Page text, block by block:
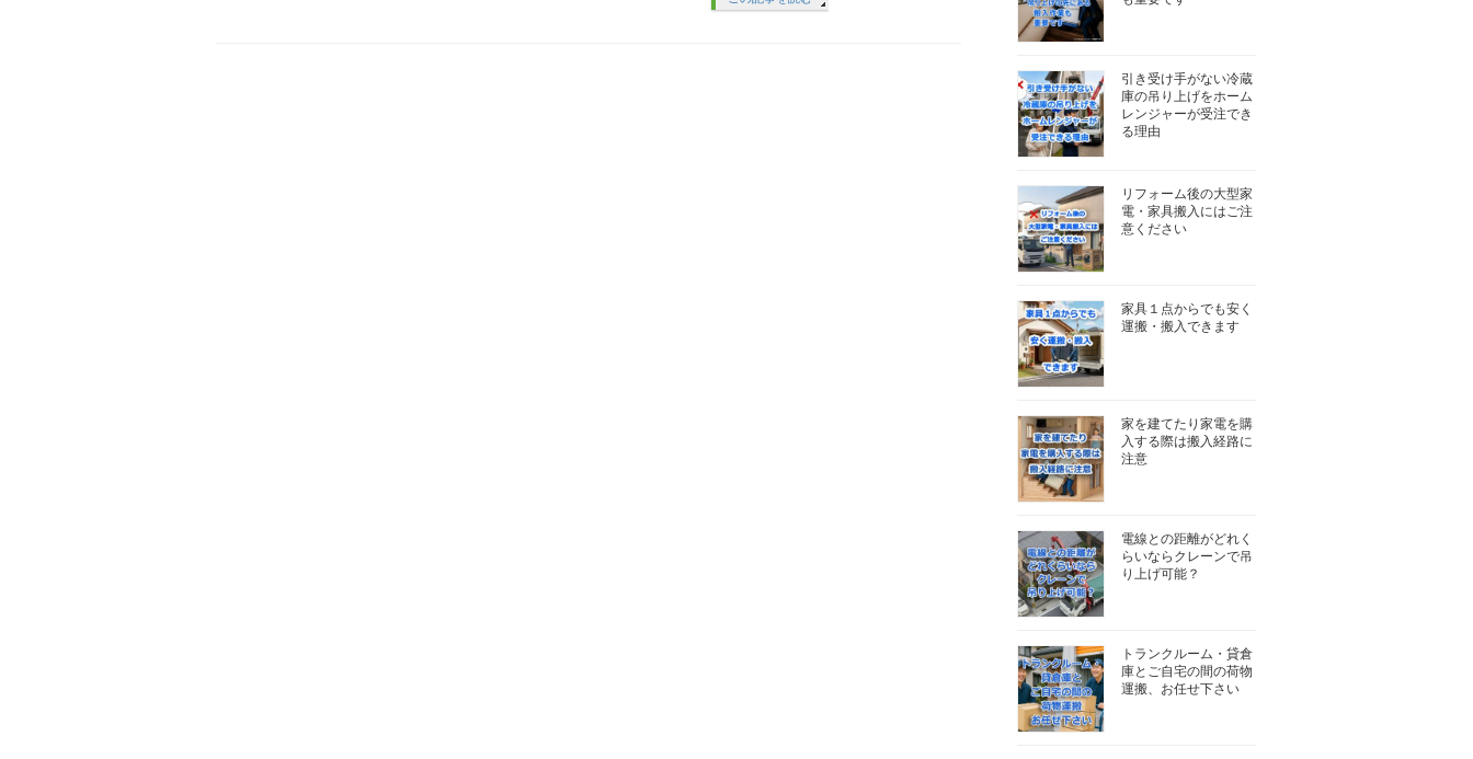
引き受け手がない冷蔵
庫の吊り上げをホーム
レンジャーが受注でき
る理由
リフォーム後の大型家
電・家具搬入にはご注
意ください
家具１点からでも安く
運搬・搬入できます
家を建てたり家電を購
入する際は搬入経路に
注意
電線との距離がどれく
らいならクレーンで吊
り上げ可能？
トランクルーム・貸倉
庫とご自宅の間の荷物
運搬、お任せ下さい